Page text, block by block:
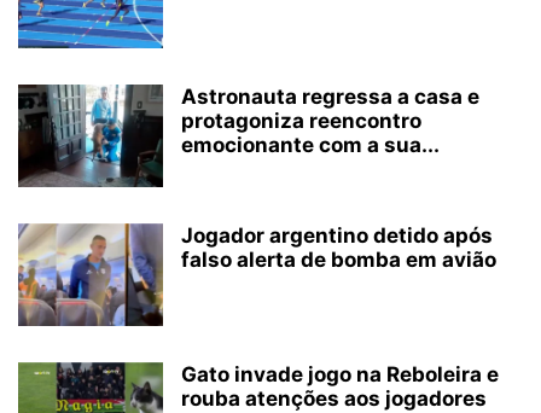
Astronauta regressa a casa e
protagoniza reencontro
emocionante com a sua...
Jogador argentino detido após
falso alerta de bomba em avião
Gato invade jogo na Reboleira e
rouba atenções aos jogadores